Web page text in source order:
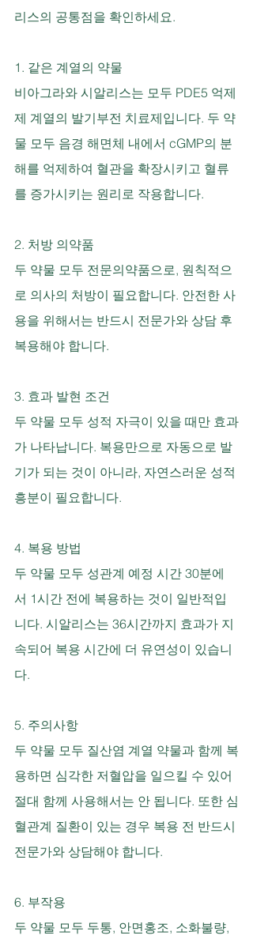
리스의 공통점을 확인하세요.
1. 같은 계열의 약물
비아그라와 시알리스는 모두 PDE5 억제
제 계열의 발기부전 치료제입니다. 두 약
물 모두 음경 해면체 내에서 cGMP의 분
해를 억제하여 혈관을 확장시키고 혈류
를 증가시키는 원리로 작용합니다.
2. 처방 의약품
두 약물 모두 전문의약품으로, 원칙적으
로 의사의 처방이 필요합니다. 안전한 사
용을 위해서는 반드시 전문가와 상담 후
복용해야 합니다.
3. 효과 발현 조건
두 약물 모두 성적 자극이 있을 때만 효과
가 나타납니다. 복용만으로 자동으로 발
기가 되는 것이 아니라, 자연스러운 성적
흥분이 필요합니다.
4. 복용 방법
두 약물 모두 성관계 예정 시간 30분에
서 1시간 전에 복용하는 것이 일반적입
니다. 시알리스는 36시간까지 효과가 지
속되어 복용 시간에 더 유연성이 있습니
다.
5. 주의사항
두 약물 모두 질산염 계열 약물과 함께 복
용하면 심각한 저혈압을 일으킬 수 있어
절대 함께 사용해서는 안 됩니다. 또한 심
혈관계 질환이 있는 경우 복용 전 반드시
전문가와 상담해야 합니다.
6. 부작용
두 약물 모두 두통, 안면홍조, 소화불량,